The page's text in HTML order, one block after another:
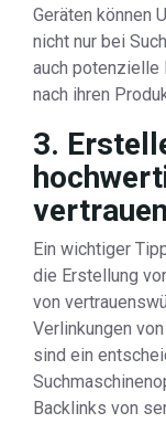
Geräten können
nicht nur bei
auch potenzielle
nach ihren
3.
Ein wichtiger
die Erstellung
von
Verlinkungen
sind ein
Backlinks von